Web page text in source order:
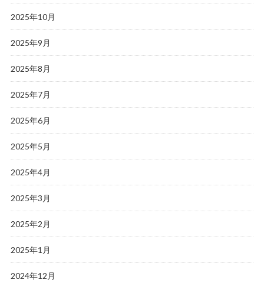
2025年10月
2025年9月
2025年8月
2025年7月
2025年6月
2025年5月
2025年4月
2025年3月
2025年2月
2025年1月
2024年12月